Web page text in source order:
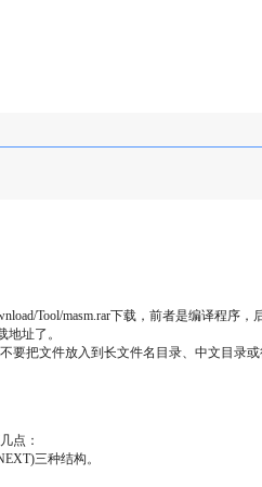
Tool/masm.rar下载，前者是编译程序，
址了。
把文件放入到长文件名目录、中文目录
点：
三种结构。